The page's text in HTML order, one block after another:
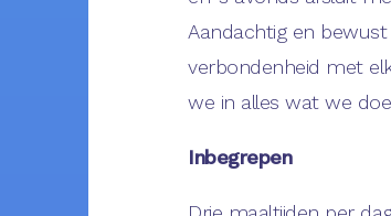
Aandachtig en
verbondenheid met
we in alles wat we
Inbegrepen